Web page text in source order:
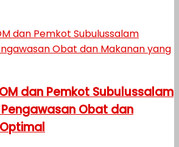
dan Pemkot Subulussalam
Obat dan